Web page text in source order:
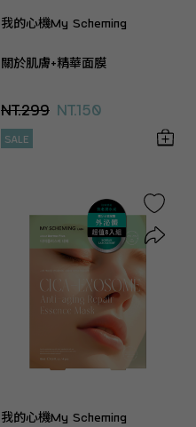
我的心機My Scheming
關於肌膚+精華面膜
NT.299 NT.150
SALE
我的心機My Scheming